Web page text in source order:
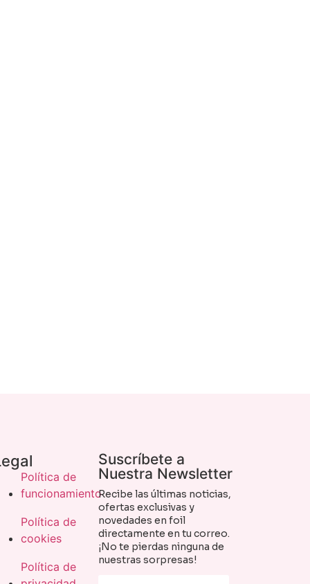
Política de
funcionamiento
Política de
cookies
Política de
Suscríbete a
Nuestra Newsletter
Recibe las últimas noticias,
ofertas exclusivas y
novedades en foil
directamente en tu correo.
¡No te pierdas ninguna de
nuestras sorpresas!